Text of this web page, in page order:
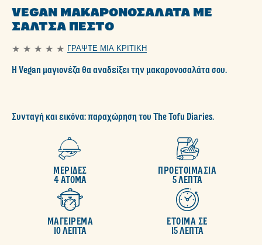
VEGAN ΜΑΚΑΡΟΝΟΣΑΛΆΤΑ ΜΕ
ΣΆΛΤΣΑ ΠΈΣΤΟ
Δεν
αξιολογήσεις
ΓΡΆΨΤΕ ΜΙΑ ΚΡΙΤΙΚΉ
Η Vegan μαγιονέζα θα αναδείξει την μακαρονοσαλάτα σου.
Συνταγή και εικόνα: παραχώρηση του The Tofu Diaries.
4 ΑΤΟΜΑ
ΜΕΡΙΔΕΣ
5 ΛΕΠΤΑ
ΠΡΟΕΤΟΙΜΑΣΙΑ
10 ΛΕΠΤΑ
ΜΑΓΕΙΡΕΜΑ
15 ΛΕΠΤΑ
ΕΤΟΙΜΑ ΣΕ